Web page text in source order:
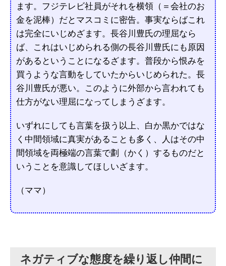
ます。フジテレビ社員がそれを横領（＝会社のお
金を泥棒）だとマスコミに密告。事実ならばこれ
は完全にいじめざます。長谷川豊氏の理屈なら
ば、これはいじめられる側の長谷川豊氏にも原因
があるということになるざます。普段から恨みを
買うような言動をしていたからいじめられた。長
谷川豊氏が悪い。このように外部から言われても
仕方がない理屈になってしまうざます。
いずれにしても言葉を扱う以上、白か黒かではな
く中間領域に真実があることも多く、人はその中
間領域を両極端の言葉で劃（かく）するものだと
いうことを意識してほしいざます。
（ママ）
ネガティブな態度を繰り返し仲間に